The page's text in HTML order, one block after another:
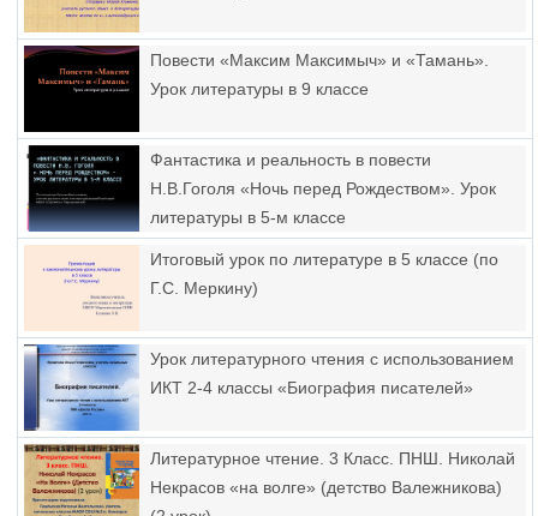
Повести «Максим Максимыч» и «Тамань».
Урок литературы в 9 классе
Фантастика и реальность в повести
Н.В.Гоголя «Ночь перед Рождеством». Урок
литературы в 5-м классе
Итоговый урок по литературе в 5 классе (по
Г.С. Меркину)
Урок литературного чтения с использованием
ИКТ 2-4 классы «Биография писателей»
Литературное чтение. 3 Класс. ПНШ. Николай
Некрасов «на волге» (детство Валежникова)